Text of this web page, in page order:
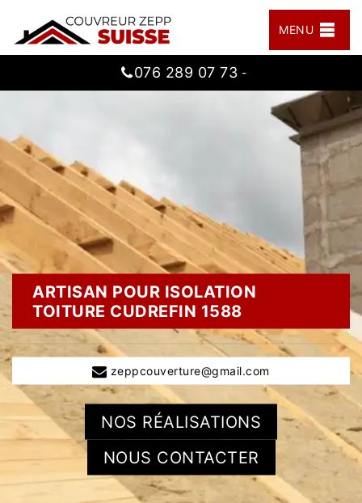
MENU
076 289 07 73 -
ARTISAN POUR ISOLATION
TOITURE CUDREFIN 1588
zeppcouverture@gmail.com
NOS RÉALISATIONS
NOUS CONTACTER